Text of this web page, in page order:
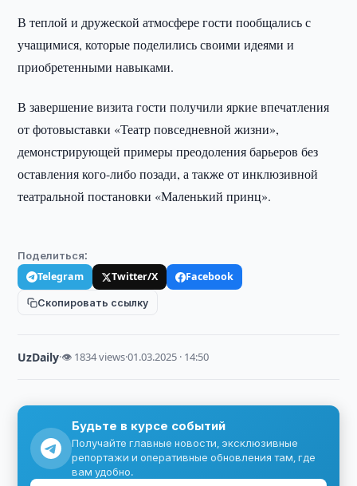
В теплой и дружеской атмосфере гости пообщались с
учащимися, которые поделились своими идеями и
приобретенными навыками.
В завершение визита гости получили яркие впечатления
от фотовыставки «Театр повседневной жизни»,
демонстрирующей примеры преодоления барьеров без
оставления кого-либо позади, а также от инклюзивной
театральной постановки «Маленький принц».
Поделиться:
Telegram Twitter/X
Facebook
Скопировать ссылку
UzDaily·👁 1834 views·01.03.2025 · 14:50
Будьте в курсе событий
Получайте главные новости, эксклюзивные
репортажи и оперативные обновления там, где
вам удобно.